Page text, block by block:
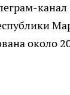
канал
около